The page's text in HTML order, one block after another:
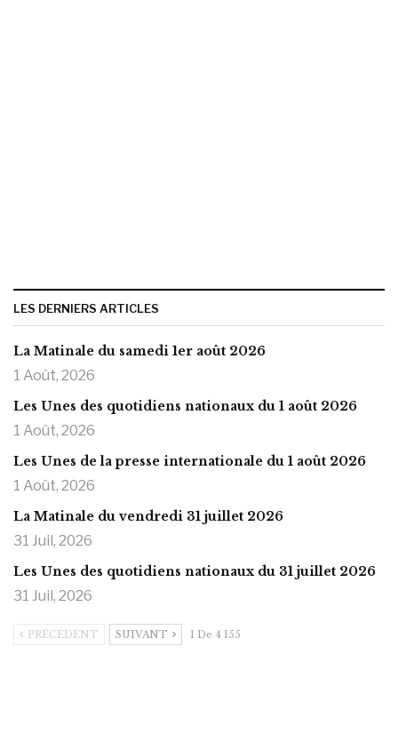
LES DERNIERS ARTICLES
La Matinale du samedi 1er août 2026
1 Août, 2026
Les Unes des quotidiens nationaux du 1 août 2026
1 Août, 2026
Les Unes de la presse internationale du 1 août 2026
1 Août, 2026
La Matinale du vendredi 31 juillet 2026
31 Juil, 2026
Les Unes des quotidiens nationaux du 31 juillet 2026
31 Juil, 2026
PRÉCÉDENT SUIVANT 1 De 4 155